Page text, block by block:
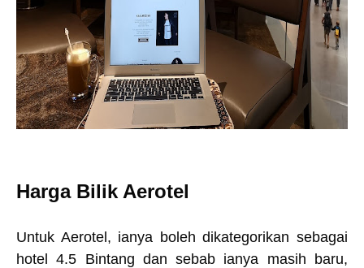
Harga Bilik Aerotel
Untuk Aerotel, ianya boleh dikategorikan sebagai
hotel 4.5 Bintang dan sebab ianya masih baru,